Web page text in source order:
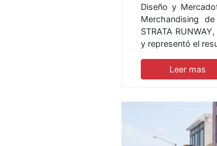
Diseño y
Merchandising
STRATA
y representó el
Leer mas